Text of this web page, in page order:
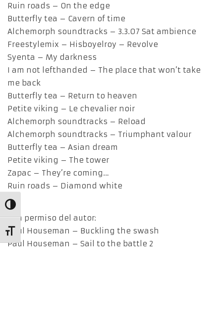
Alternar alto contraste
Alternar tamaño de letra
Ruin roads – On the edge
Butterfly tea – Cavern of time
Alchemorph soundtracks – 3.3.07 Sat ambience
Freestylemix – Hisboyelroy – Revolve
Syenta – My darkness
I am not lefthanded – The place that won’t take
me back
Butterfly tea – Return to heaven
Petite viking – Le chevalier noir
Alchemorph soundtracks – Reload
Alchemorph soundtracks – Triumphant valour
Butterfly tea – Asian dream
Petite viking – The tower
Zapac – They’re coming…
Ruin roads – Diamond white
Con permiso del autor:
Paul Houseman – Buckling the swash
Paul Houseman – Sail to the battle 2